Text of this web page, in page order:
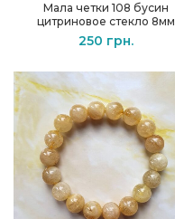
Мала четки 108 бусин
цитриновое стекло 8мм
250 грн.